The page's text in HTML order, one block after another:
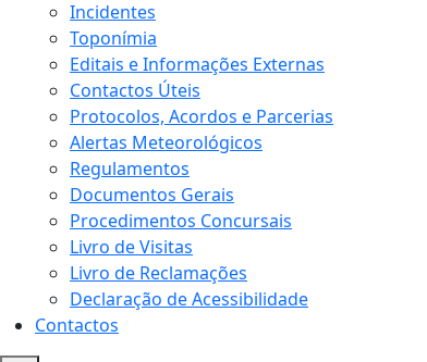
Incidentes
Toponímia
Editais e Informações Externas
Contactos Úteis
Protocolos, Acordos e Parcerias
Alertas Meteorológicos
Regulamentos
Documentos Gerais
Procedimentos Concursais
Livro de Visitas
Livro de Reclamações
Declaração de Acessibilidade
Contactos